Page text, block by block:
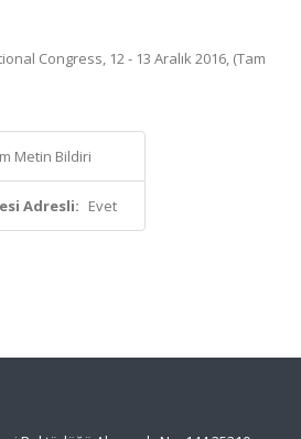
Congress, 12 - 13 Aralık 2016, (Tam
Metin Bildiri
Adresli: Evet